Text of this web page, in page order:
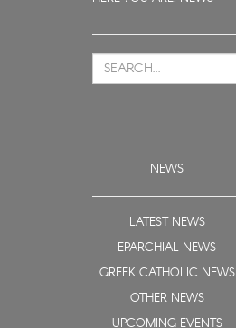
NEWS
LATEST NEWS
EPARCHIAL NEWS
GREEK CATHOLIC NEWS
OTHER NEWS
UPCOMING EVENTS